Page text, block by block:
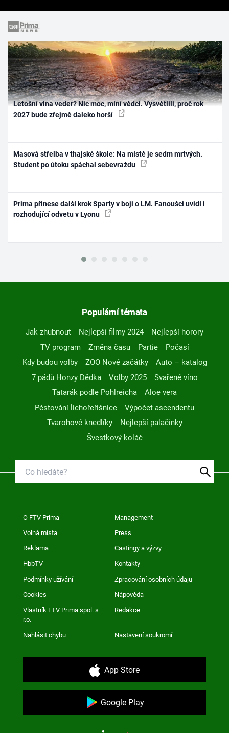
Letošní vlna veder? Nic moc, míní vědci. Vysvětlili, proč rok
2027 bude zřejmě daleko horší
Masová střelba v thajské škole: Na místě je sedm mrtvých.
Student po útoku spáchal sebevraždu
Prima přinese další krok Sparty v boji o LM. Fanoušci uvidí i
rozhodující odvetu v Lyonu
Populární témata
Jak zhubnout Nejlepší filmy 2024
Nejlepší horory
TV program
Změna času Partie
Počasí
Kdy budou volby
ZOO Nové začátky
Auto – katalog
7 pádů Honzy Dědka
Volby 2025
Svařené víno
Tatarák podle Pohlreicha
Aloe vera
Pěstování lichořeřišnice
Výpočet ascendentu
Tvarohové knedlíky
Nejlepší palačinky
Švestkový koláč
O FTV Prima Management
Volná místa Press
Reklama Castingy a výzvy
HbbTV Kontakty
Podmínky užívání Zpracování osobních údajů
Cookies Nápověda
Vlastník FTV Prima spol. s
r.o.
Redakce
Nahlásit chybu Nastavení soukromí
App Store
Google Play